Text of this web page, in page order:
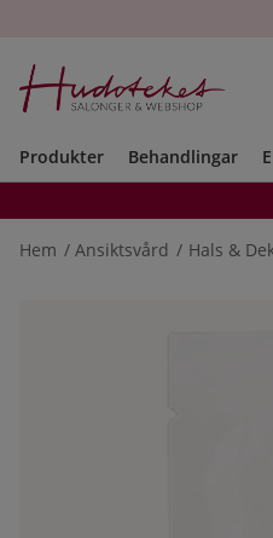
Produkter Behandlingar
Hem Ansiktsvård Hals &